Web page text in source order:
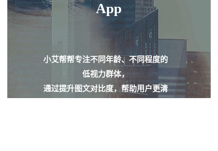
App
小艾帮帮专注不同年龄、不同程度的
低视力群体，
通过提升图文对比度，帮助用户更清